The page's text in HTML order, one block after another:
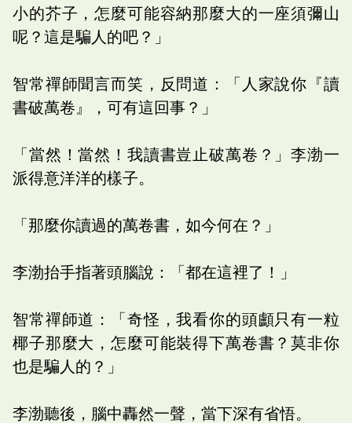
小的芥子，怎麼可能容納那麼大的一座須彌山
呢？這是騙人的吧？」
智常禪師聞言而笑，反問道：「人家說你『讀
書破萬卷』，可有這回事？」
「當然！當然！我讀書豈止破萬卷？」李渤一
派得意洋洋的樣子。
「那麼你讀過的萬卷書，如今何在？」
李渤抬手指著頭腦說：「都在這裡了！」
智常禪師道：「奇怪，我看你的頭顱只有一粒
椰子那麼大，怎麼可能裝得下萬卷書？莫非你
也是騙人的？」
李渤聽後，腦中轟然一聲，當下深有省悟。